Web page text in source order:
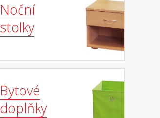
Noční
stolky
Bytové
doplňky